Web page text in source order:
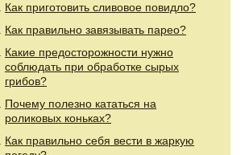
Как приготовить сливовое повидло?
Как правильно завязывать парео?
Какие предосторожности нужно
соблюдать при обработке сырых
грибов?
Почему полезно кататься на
роликовых коньках?
Как правильно себя вести в жаркую